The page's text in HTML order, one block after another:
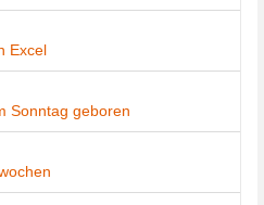
Excel
Sonntag geboren